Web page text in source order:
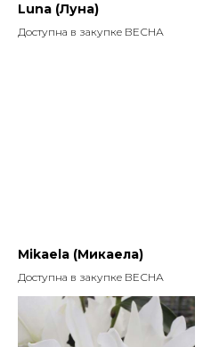
Luna (Луна)
Доступна в закупке ВЕСНА
Mikaela (Микаела)
Доступна в закупке ВЕСНА